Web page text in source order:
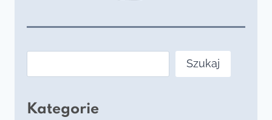
Szukaj
Kategorie